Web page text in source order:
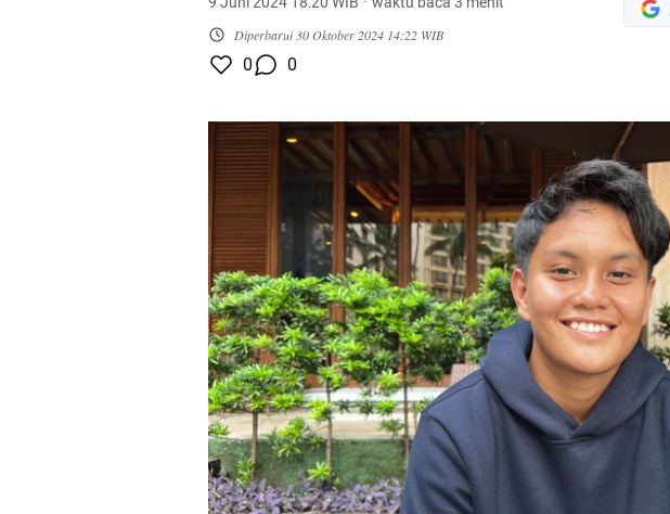
Diperbarui 30 Oktober 2024 14:22 WIB
0 0